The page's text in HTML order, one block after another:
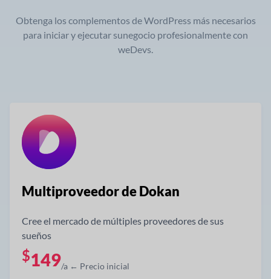
Obtenga los complementos de WordPress más necesarios
para iniciar y ejecutar sunegocio profesionalmente con
weDevs.
Multiproveedor de Dokan
Cree el mercado de múltiples proveedores de sus
sueños
$149/a ← Precio inicial